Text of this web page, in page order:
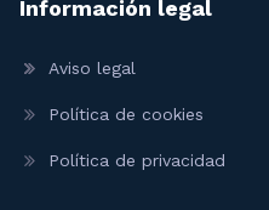
Información legal
Aviso legal
Política de cookies
Política de privacidad